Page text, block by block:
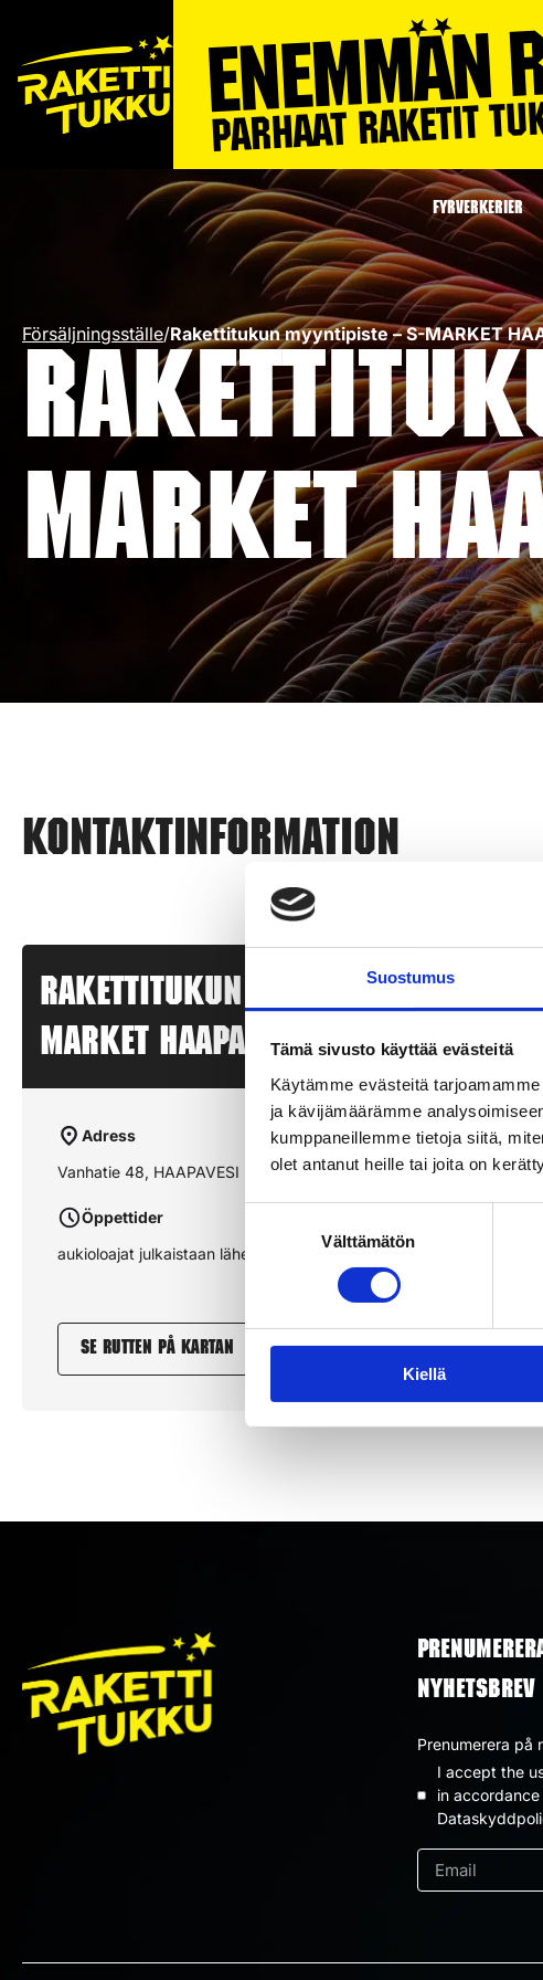
Suostumus
Tämä sivusto käyttää evästeitä
Käytämme evästeitä
ja kävijämäärämme
kumppaneillemme tietoja siitä,
olet antanut heille tai joita on
Välttämätön
Kiellä
FYRVERKERIER
Försäljningsställe/Rakettitukun myyntipiste – S-MARKET
MARKET
Kontaktinformation
Rakettitukun myyntipiste – S-
MARKET HAAPAVESI – HAAPAVESI
Adress
Vanhatie 48, HAAPAVESI
Öppettider
aukioloajat julkaistaan lähempänä sesonkia
Se rutten på kartan
NYHETSBREV
Prenumerera på
I accept the
in